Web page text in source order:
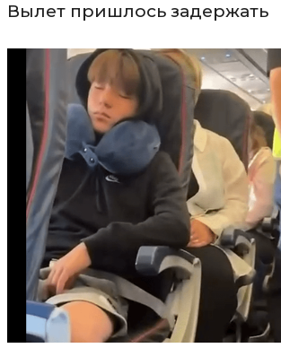
Вылет пришлось задержать